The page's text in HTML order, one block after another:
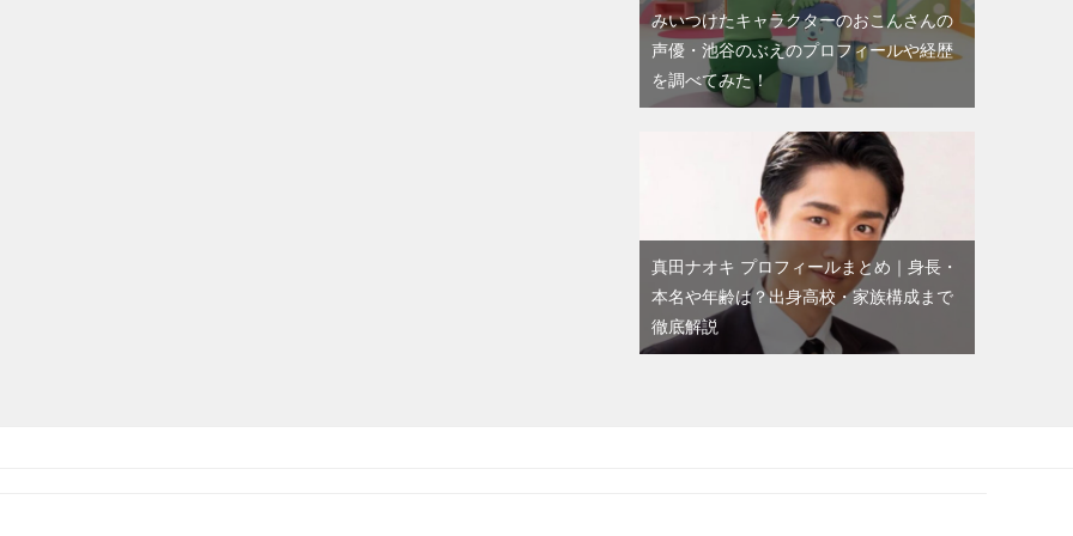
みいつけたキャラクターのおこんさんの
声優・池谷のぶえのプロフィールや経歴
を調べてみた！
真田ナオキ プロフィールまとめ｜身長・
本名や年齢は？出身高校・家族構成まで
徹底解説